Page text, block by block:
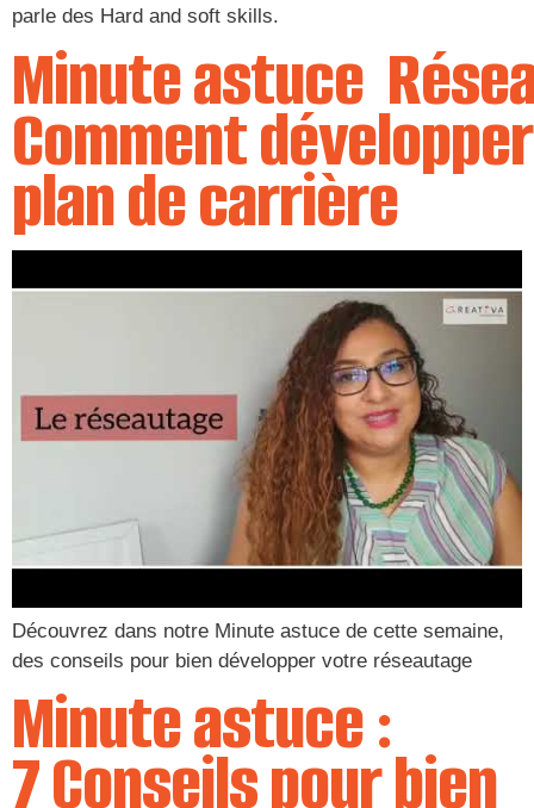
parle des Hard and soft skills.
Minute astuce
Comment
plan de carrière
Découvrez dans notre Minute astuce de cette semaine,
des conseils pour bien développer votre réseautage
Minute astuce :
7 Conseils pour bien